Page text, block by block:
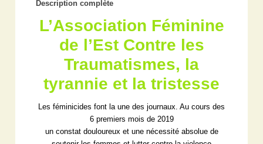
Description complète
L’Association Féminine
de l’Est Contre les
Traumatismes, la
tyrannie et la tristesse
Les féminicides font la une des journaux. Au cours des
6 premiers mois de 2019
un constat douloureux et une nécessité absolue de